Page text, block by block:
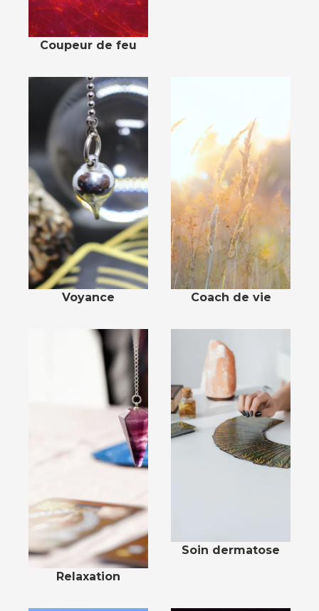
Coupeur de feu
Voyance Coach de vie
Relaxation
Soin dermatose